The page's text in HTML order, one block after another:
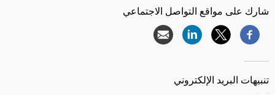
شارك على مواقع التواصل الاجتماعي
تنبيهات البريد الإلكتروني